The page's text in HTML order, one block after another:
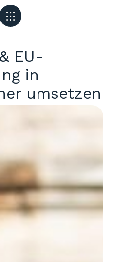
EU-
in
umsetzen